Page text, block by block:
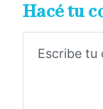
Hacé tu